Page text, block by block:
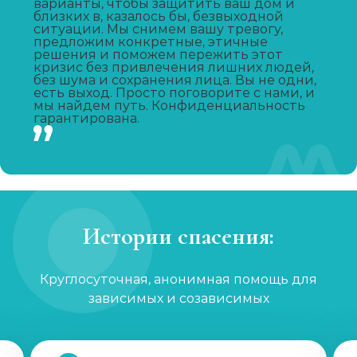
Лечение зависимости от А-ПВП
от 6 000 ₽/сутки Записаться
Лечение зависимости от мефедрона
от 6 000 ₽/сутки
от 2 000 ₽ Записаться
от 1 200 ₽/сеанс Записаться
варианты, чтобы защитить ваш дом и
близких в, казалось бы, безвыходной
ситуации. Мы снимем вашу тревогу,
предложим конкретные, этичные
решения и поможем пережить этот
кризис без привлечения лишних людей,
без шума и сохранения лица. Вы не одни,
есть выход. Просто поговорите с нами, и
мы найдем путь. Конфиденциальность
гарантирована.
Истории спасения:
Круглосуточная, анонимная помощь для
зависимых и созависимых